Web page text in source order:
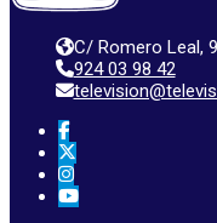
C/ Romero Leal,
924 03 98 42